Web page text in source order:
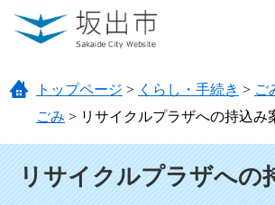
ページの先頭です。
メニューを飛ばして本文へ
トップページ > くらし・手続き > ご
ごみ > リサイクルプラザへの持込み
リサイクルプラザへの